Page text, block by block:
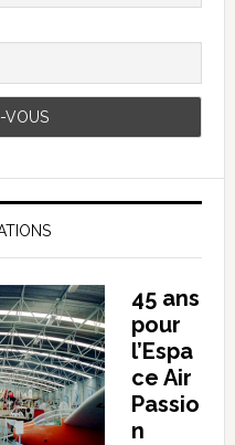
45 ans
pour
l’Espa
ce Air
Passio
n